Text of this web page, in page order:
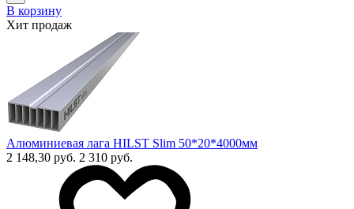
В корзину
Хит продаж
Алюминиевая лага HILST Slim 50*20*4000мм
2 148,30 руб. 2 310 руб.